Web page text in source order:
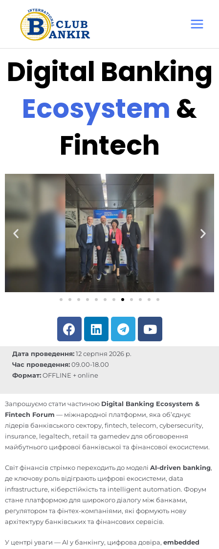
Menu
Digital Banking
Ecosystem &
Fintech
F
a
e
b
k
L
i
k
e
n
T
e
e
m
Y
o
Дата проведення: 12 серпня 2026 р.
Час проведення: 09.00-18.00
Формат: OFFLINE + online
Запрошуємо стати частиною Digital Banking Ecosystem &
Fintech Forum — міжнародної платформи, яка об’єднує
лідерів банківського сектору, fintech, telecom, cybersecurity,
insurance, legaltech, retail та gamedev для обговорення
майбутнього цифрової банківської та фінансової екосистеми.
Світ фінансів стрімко переходить до моделі AI-driven banking,
де ключову роль відіграють цифрові екосистеми, data
infrastructure, кіберстійкість та intelligent automation. Форум
стане платформою для широкого діалогу між банками,
регулятором та фінтех-компаніями, які формують нову
архітектуру банківських та фінансових сервісів.
У центрі уваги — AI у банкінгу, цифрова довіра, embedded